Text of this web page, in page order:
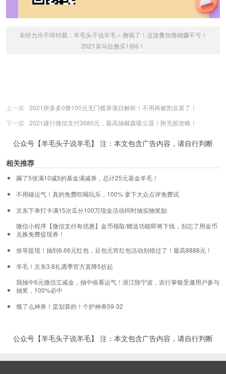
未经允许不得转载： 羊毛头子说羊毛» 撸疯了！这波叠加撸稳赚不亏！
2021喜马拉雅买1得6！
上一篇
2021拼多多0撸100元无门槛券项目解析！不用再被割韭菜了！
下一篇
2021建行微信支付3680元，最高抽戴森吸尘器！附无损攻略！
公众号【羊毛头子说羊毛】 注：本文包含广告内容，请自行判断
相关推荐
薅了5张满10减5的基金满减券，总计25元基金羊毛！
不用碰运气！真的免费吃喝玩乐，100% 拿下大众点评免费试
京东下单打卡满15次瓜分100万现金活动同时抽实物奖励
微信小程序【微信支付有优惠】金币领取/赠送功能即将下线，别忘了用金币
兑换免费提现券！
坐等提现！抽到6.66元红包，豆包元宵红包活动别错过了！最高8888元！
羊毛！京东3.8礼遇季官方直降5折起
我抽中6元微信立减金，抽中啥看运气！浙江除宁波，农行掌银受邀用户参与
抽奖，100%必中
饿了么神券！蛮划算的！个护神券59-32
公众号【羊毛头子说羊毛】 注：本文包含广告内容，请自行判断